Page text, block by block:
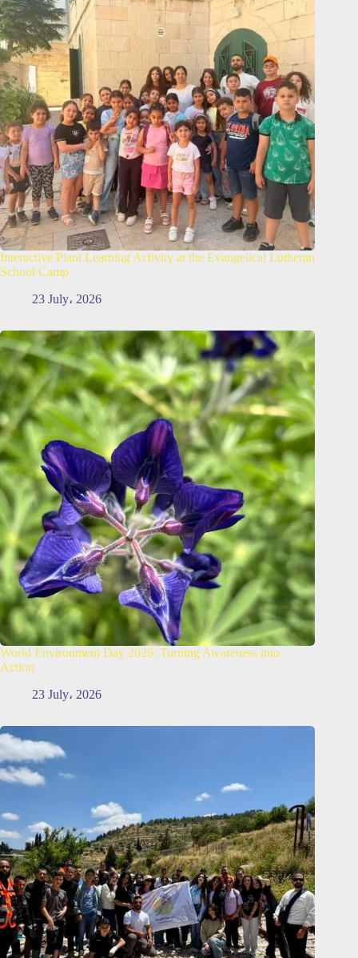
Interactive Plant Learning Activity at the Evangelical Lutheran
School Camp
23 July، 2026
World Environment Day 2026: Turning Awareness into
Action
23 July، 2026